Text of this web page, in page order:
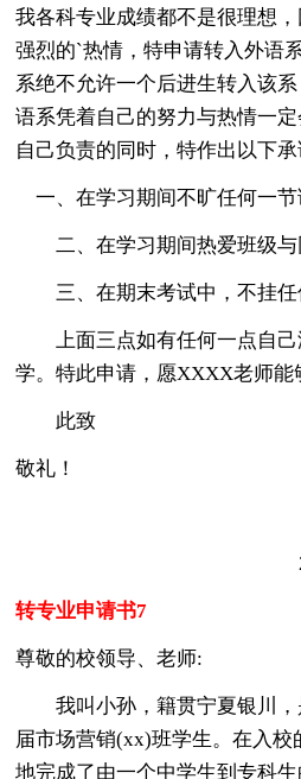
我各科专业成绩都不是很理想
强烈的`热情，特申请转入外语
系绝不允许一个后进生转入该
语系凭着自己的努力与热情一
自己负责的同时，特作出以下承
一、在学习期间不旷任何一节
二、在学习期间热爱班级与
三、在期末考试中，不挂任
上面三点如有任何一点自己
学。特此申请，愿XXXX老师能
此致
敬礼！
转专业申请书7
尊敬的校领导、老师:
我叫小孙，籍贯宁夏银川，
届市场营销(xx)班学生。在入
地完成了由一个中学生到专科